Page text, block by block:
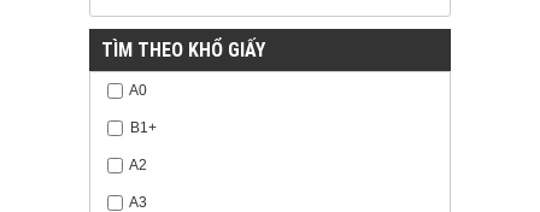
TÌM THEO KHỔ GIẤY
A0
B1+
A2
A3